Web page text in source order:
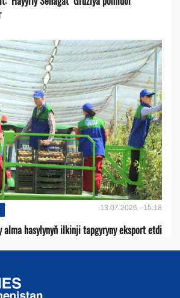
13.07.2026 - 15:18
alma hasylynyň ilkinji tapgyryny eksport etdi